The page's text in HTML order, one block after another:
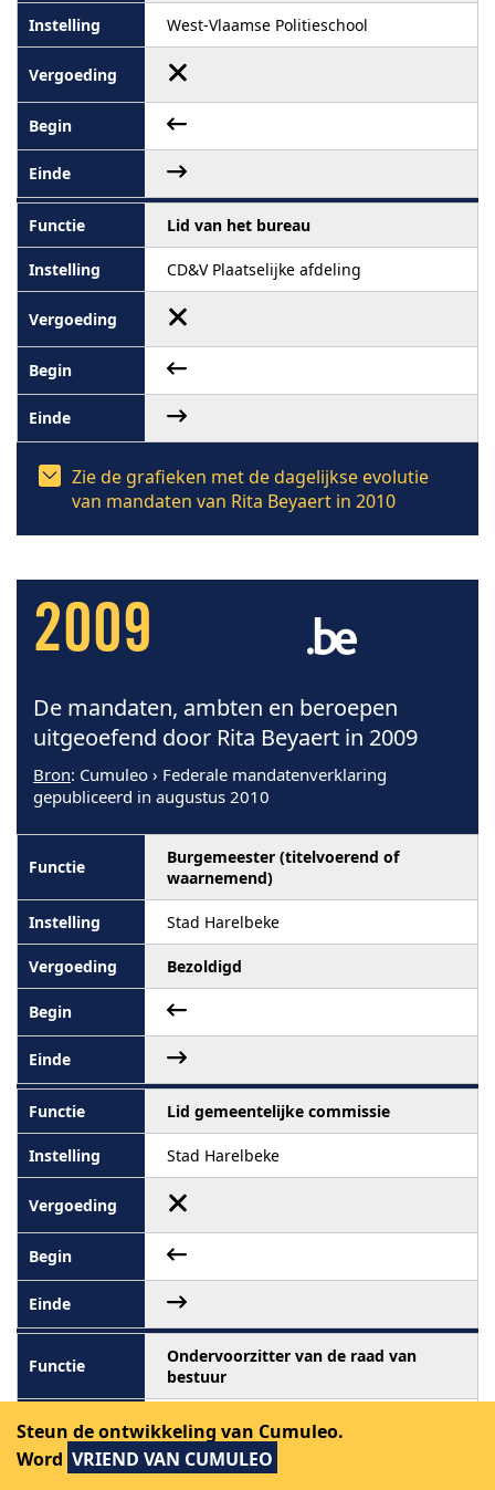
West-Vlaamse Politieschool
Lid van het bureau
CD&V Plaatselijke afdeling
Zie de grafieken met de dagelijkse evolutie
van mandaten van Rita Beyaert in 2010
2009
De mandaten, ambten en beroepen
uitgeoefend door Rita Beyaert in 2009
Bron: Cumuleo › Federale mandatenverklaring
gepubliceerd in augustus 2010
Burgemeester (titelvoerend of
waarnemend)
Stad Harelbeke
Bezoldigd
Lid gemeentelijke commissie
Stad Harelbeke
Ondervoorzitter van de raad van
bestuur
IMOG
Bezoldigd
Steun de ontwikkeling van Cumuleo.
Word VRIEND VAN CUMULEO